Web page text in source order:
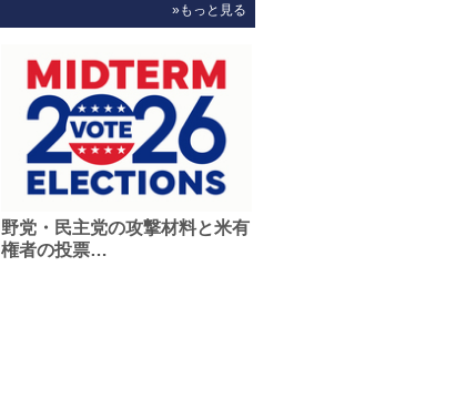
»もっと見る
野党・民主党の攻撃材料と米有
権者の投票…